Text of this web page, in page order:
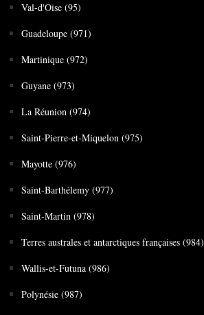
Val-d'Oise (95)
Guadeloupe (971)
Martinique (972)
Guyane (973)
La Réunion (974)
Saint-Pierre-et-Miquelon (975)
Mayotte (976)
Saint-Barthélemy (977)
Saint-Martin (978)
Terres australes et antarctiques françaises (984)
Wallis-et-Futuna (986)
Polynésie (987)